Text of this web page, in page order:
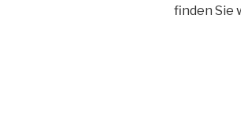
finden Sie